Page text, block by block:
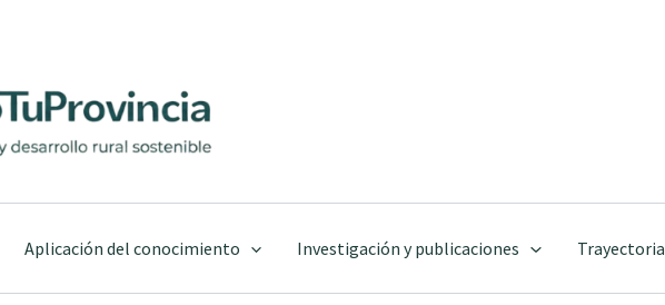
Aplicación del conocimiento Investigación y publicaciones Trayectoria